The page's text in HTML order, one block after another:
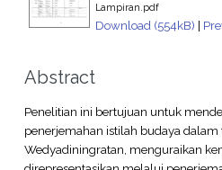
Lampiran.pdf
Download (554kB) |
Abstract
Penelitian ini bertujuan untuk
penerjemahan istilah budaya dalam
Wedyadiningratan, menguraikan